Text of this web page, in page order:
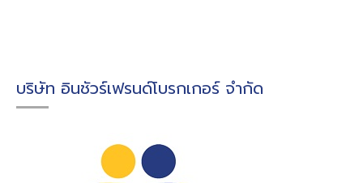
บริษัท อินชัวร์เฟรนด์โบรกเกอร์ จำกัด